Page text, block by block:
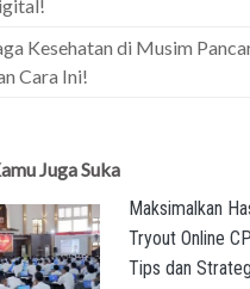
Kesehatan di Musim
Cara Ini!
Juga Suka
Maksimalkan
Tryout Online
Tips dan